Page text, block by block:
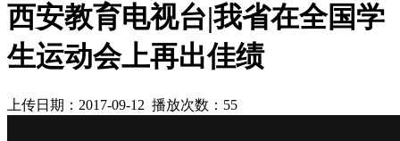
西安教育电视台|我省在全国学
生运动会上再出佳绩
上传日期：2017-09-12 播放次数： 55